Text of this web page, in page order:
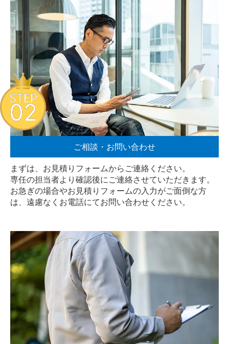
ご相談・お問い合わせ
まずは、お見積りフォームからご連絡ください。
専任の担当者より確認後にご連絡させていただきます。
お急ぎの場合やお見積りフォームの入力がご面倒な方
は、遠慮なく お電話にてお問い合わせください。
STEP
02